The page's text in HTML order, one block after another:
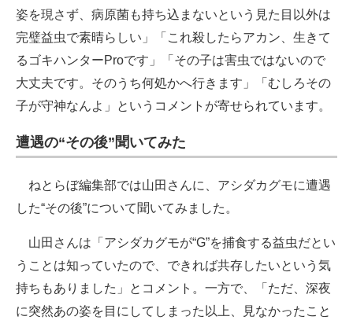
姿を現さず、病原菌も持ち込まないという見た目以外は
完璧益虫で素晴らしい」「これ殺したらアカン、生きて
るゴキハンターProです」「その子は害虫ではないので
大丈夫です。そのうち何処かへ行きます」「むしろその
子が守神なんよ」というコメントが寄せられています。
遭遇の“その後”聞いてみた
ねとらぼ編集部では山田さんに、アシダカグモに遭遇
した“その後”について聞いてみました。
山田さんは「アシダカグモが“G”を捕食する益虫だとい
うことは知っていたので、できれば共存したいという気
持ちもありました」とコメント。一方で、「ただ、深夜
に突然あの姿を目にしてしまった以上、見なかったこと